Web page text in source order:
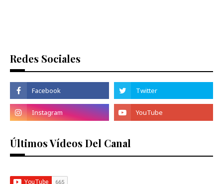
Redes Sociales
Últimos Vídeos Del Canal